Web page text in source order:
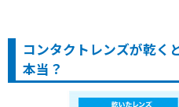
コンタクトレンズが乾く
本当？